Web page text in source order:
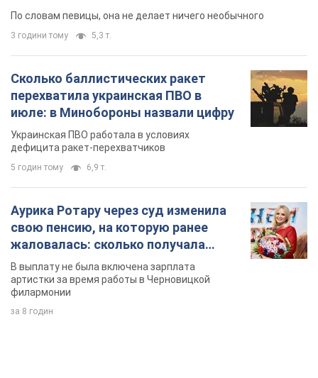
По словам певицы, она не делает ничего необычного
3 години тому 5,3 т.
Сколько баллистических ракет
перехватила украинская ПВО в
июле: в Минобороны назвали цифру
Украинская ПВО работала в условиях
дефицита ракет-перехватчиков
5 годин тому 6,9 т.
Аурика Ротару через суд изменила
свою пенсию, на которую ранее
жаловалась: сколько получала
певица
В выплату не была включена зарплата
артистки за время работы в Черновицкой
филармонии
за 8 годин